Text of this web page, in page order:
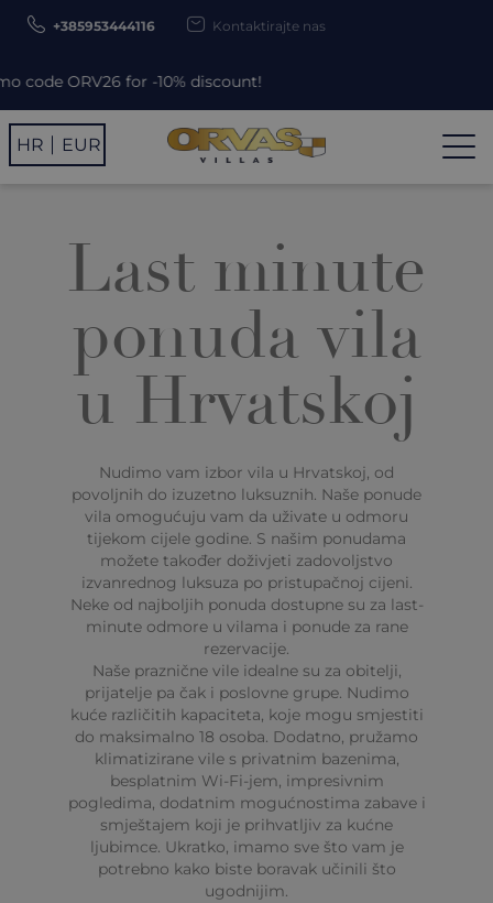
for -10% discount!
+385953444116 Kontaktirajte nas
HR EUR
Last minute
ponuda vila
u Hrvatskoj
Nudimo vam izbor vila u Hrvatskoj, od
povoljnih do izuzetno luksuznih. Naše ponude
vila omogućuju vam da uživate u odmoru
tijekom cijele godine. S našim ponudama
možete također doživjeti zadovoljstvo
izvanrednog luksuza po pristupačnoj cijeni.
Neke od najboljih ponuda dostupne su za last-
minute odmore u vilama i ponude za rane
rezervacije.
Naše praznične vile idealne su za obitelji,
prijatelje pa čak i poslovne grupe. Nudimo
kuće različitih kapaciteta, koje mogu smjestiti
do maksimalno 18 osoba. Dodatno, pružamo
klimatizirane vile s privatnim bazenima,
besplatnim Wi-Fi-jem, impresivnim
pogledima, dodatnim mogućnostima zabave i
smještajem koji je prihvatljiv za kućne
ljubimce. Ukratko, imamo sve što vam je
potrebno kako biste boravak učinili što
ugodnijim.